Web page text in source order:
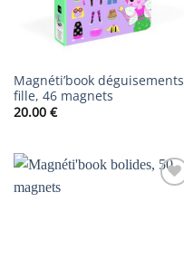
Magnéti’book déguisements
fille, 46 magnets
20.00 €